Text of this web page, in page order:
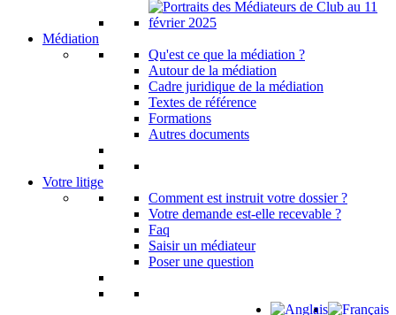
Médiation
Qu'est ce que la médiation ?
Autour de la médiation
Cadre juridique de la médiation
Textes de référence
Formations
Autres documents
Votre litige
Comment est instruit votre dossier ?
Votre demande est-elle recevable ?
Faq
Saisir un médiateur
Poser une question